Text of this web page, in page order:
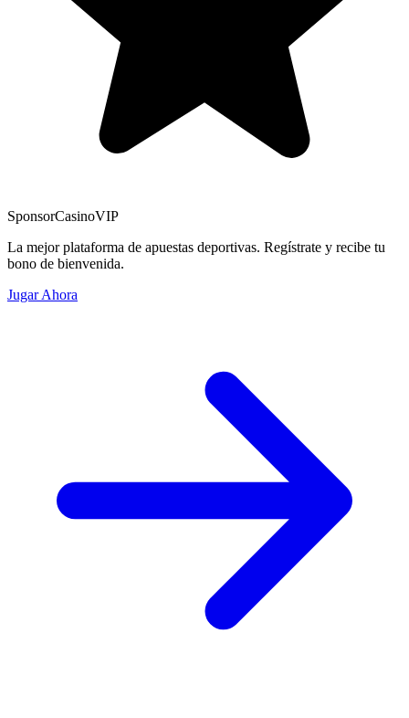
SponsorCasinoVIP
La mejor plataforma de apuestas deportivas. Regístrate y recibe tu
bono de bienvenida.
Jugar Ahora